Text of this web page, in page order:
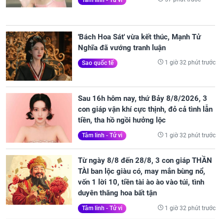
'Bách Hoa Sát' vừa kết thúc, Mạnh Tử
Nghĩa đã vướng tranh luận
Sao quốc tế 1 giờ 32 phút trước
Sau 16h hôm nay, thứ Bảy 8/8/2026, 3
con giáp vận khí cực thịnh, đỏ cả tình lẫn
tiền, tha hồ ngồi hưởng lộc
Tâm linh - Tử vi 1 giờ 32 phút trước
Từ ngày 8/8 đến 28/8, 3 con giáp THẦN
TÀI ban lộc giàu có, may mắn bùng nổ,
vốn 1 lời 10, tiền tài ào ào vào túi, tình
duyên thăng hoa bất tận
Tâm linh - Tử vi 1 giờ 32 phút trước